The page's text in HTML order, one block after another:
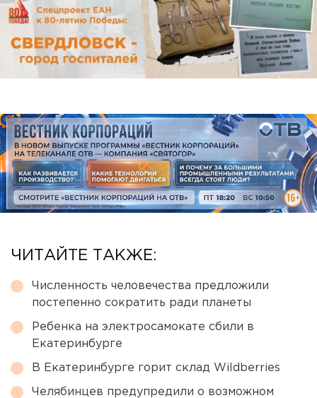
ЧИТАЙТЕ ТАКЖЕ:
Численность человечества предложили
постепенно сократить ради планеты
Ребенка на электросамокате сбили в
Екатеринбурге
В Екатеринбурге горит склад Wildberries
Челябинцев предупредили о возможном